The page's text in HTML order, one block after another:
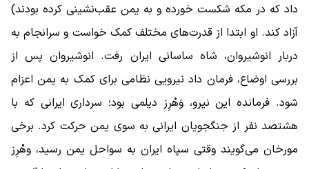
داد که در مکه شکست خورده و به یمن عقب‌نشینی کرده بودند)
آزاد کند. او ابتدا از قدرت‌های مختلف کمک خواست و سرانجام به
دربار انوشیروان، شاه ساسانی ایران رفت. انوشیروان پس از
بررسی اوضاع، فرمان داد نیرویی نظامی برای کمک به یمن اعزام
شود. فرمانده این نیرو، وَهْرِز دیلمی بود؛ سرداری ایرانی که با
هشتصد نفر از جنگجویان ایرانی به سوی یمن حرکت کرد. برخی
مورخان می‌گویند وقتی سپاه ایران به سواحل یمن رسید، وهْرِز